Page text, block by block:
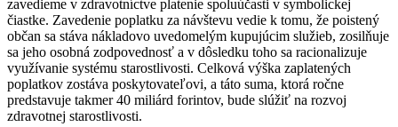
zavedieme v zdravotníctve platenie spoluúčasti v symbolickej
čiastke. Zavedenie poplatku za návštevu vedie k tomu, že poistený
občan sa stáva nákladovo uvedomelým kupujúcim služieb, zosilňuje
sa jeho osobná zodpovednosť a v dôsledku toho sa racionalizuje
využívanie systému starostlivosti. Celková výška zaplatených
poplatkov zostáva poskytovateľovi, a táto suma, ktorá ročne
predstavuje takmer 40 miliárd forintov, bude slúžiť na rozvoj
zdravotnej starostlivosti.